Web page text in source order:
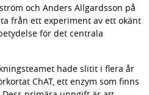
och Anders Allgardsson på
från ett experiment av ett okänt
för det centrala
hade slitit i flera år
ChAT, ett enzym som finns